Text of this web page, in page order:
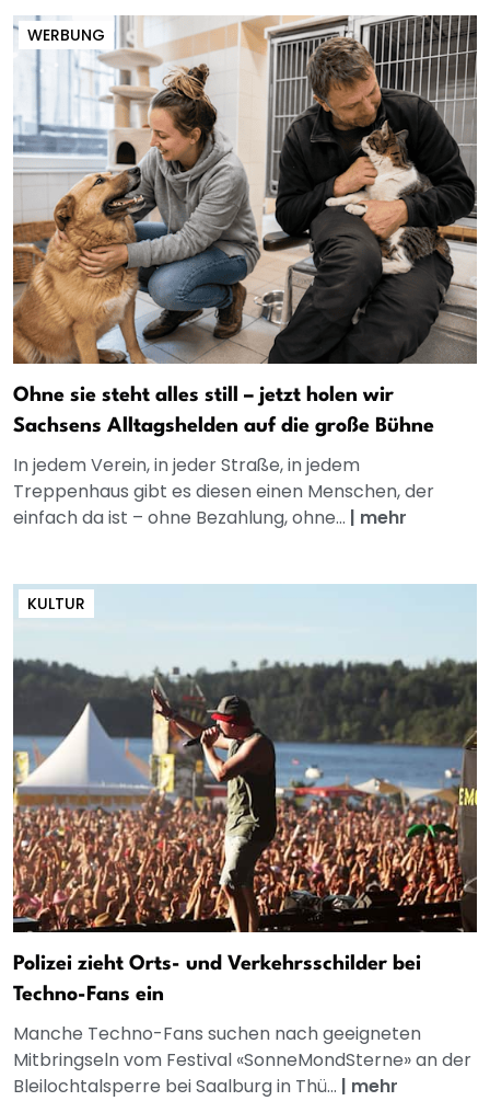
WERBUNG
Ohne sie steht alles still – jetzt holen wir
Sachsens Alltagshelden auf die große Bühne
In jedem Verein, in jeder Straße, in jedem
Treppenhaus gibt es diesen einen Menschen, der
einfach da ist – ohne Bezahlung, ohne... | mehr
KULTUR
Polizei zieht Orts- und Verkehrsschilder bei
Techno-Fans ein
Manche Techno-Fans suchen nach geeigneten
Mitbringseln vom Festival «SonneMondSterne» an der
Bleilochtalsperre bei Saalburg in Thü... | mehr